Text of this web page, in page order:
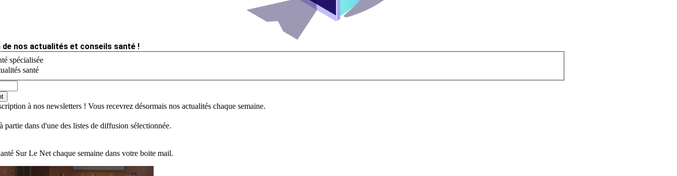
de nos actualités et conseils santé !
spécialisée
santé
à nos newsletters ! Vous recevrez désormais nos actualités chaque semaine.
partie dans d'une des listes de diffusion sélectionnée.
Sur Le Net chaque semaine dans votre boite mail.